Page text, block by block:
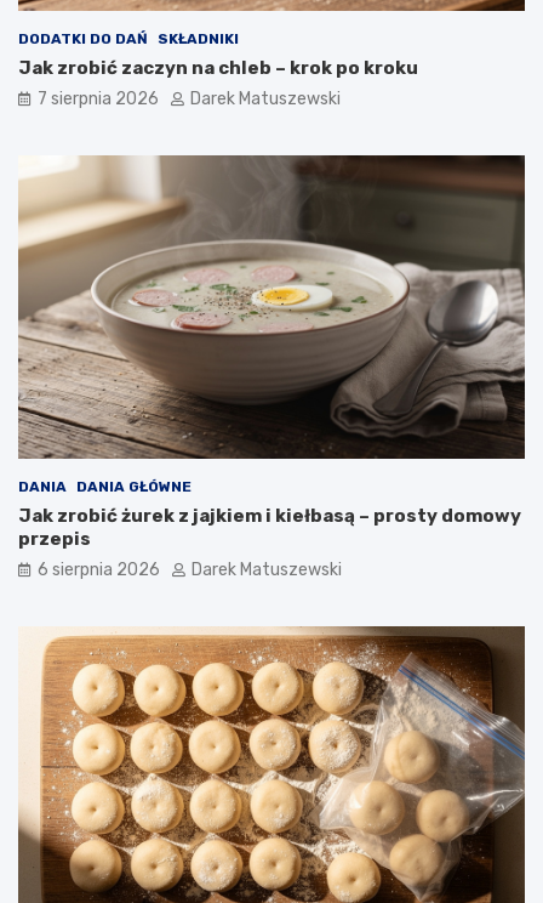
a
n
a
o
ś
ć
s
ż
o
n
y
c
h
p
o
t
r
a
w
DODATKI DO DAŃ SKŁADNIKI
Jak zrobić zaczyn na chleb – krok po kroku
7 sierpnia 2026 Darek Matuszewski
DANIA DANIA GŁÓWNE
Jak zrobić żurek z jajkiem i kiełbasą – prosty domowy
przepis
6 sierpnia 2026 Darek Matuszewski